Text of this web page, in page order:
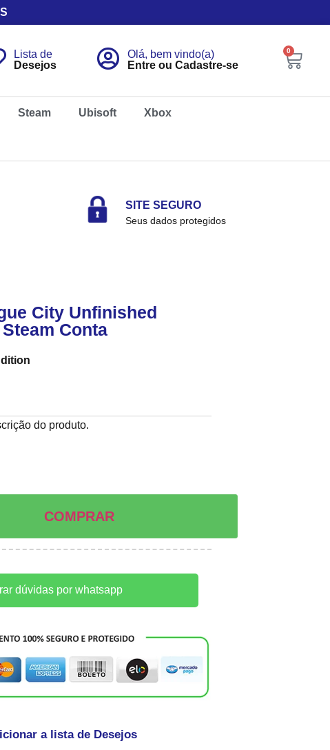
Lista de
Desejos
Olá, bem vindo(a)
Entre ou Cadastre-se
0
Steam Ubisoft Xbox
SITE SEGURO
Seus dados protegidos
City Unfinished
Conta
do produto.
COMPRAR
dúvidas por whatsapp
a lista de Desejos